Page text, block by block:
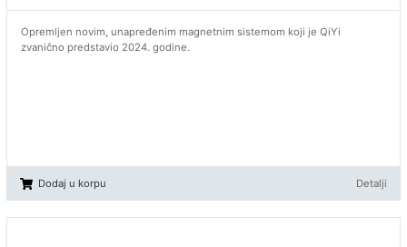
Opremljen novim, unapređenim magnetnim sistemom koji je QiYi
zvanično predstavio 2024. godine.
Dodaj u korpu Detalji